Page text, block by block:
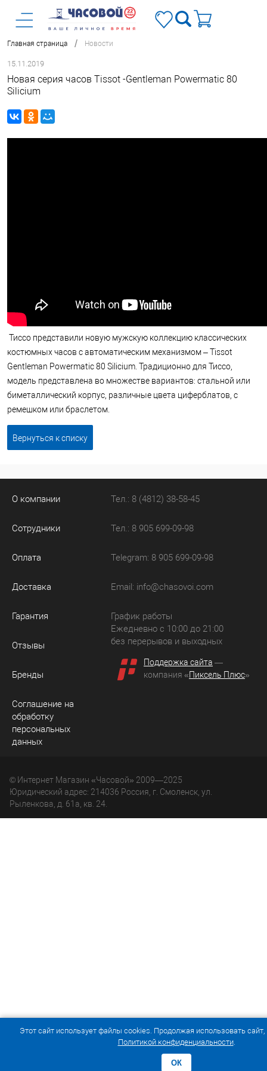
Главная страница / Новости
15.11.2019
Новая серия часов Tissot -Gentleman Powermatic 80
Silicium
Тиссо представили новую мужскую коллекцию классических
костюмных часов с автоматическим механизмом – Tissot
Gentleman Powermatic 80 Silicium. Традиционно для Тиссо,
модель представлена во множестве вариантов: стальной или
биметаллический корпус, различные цвета циферблатов, с
ремешком или браслетом.
Вернуться к списку
О компании
Сотрудники
Оплата
Доставка
Гарантия
Отзывы
Бренды
Соглашение на
обработку
персональных
данных
Тел.: 8 (4812) 38-58-45
Тел.: 8 905 699-09-98
Telegram: 8 905 699-09-98
Email: info@chasovoi.com
График работы
Ежедневно с 10:00 до 21:00
без перерывов и выходных
Поддержка сайта —
компания «Пиксель Плюс»
© Интернет Магазин «Часовой» 2009—2025
Юридический адрес: 214036 Россия, г. Смоленск, ул.
Рыленкова, д. 61а, кв. 24.
Этот сайт использует файлы cookies. Продолжая использовать
Политикой конфиденциальности.
ОК